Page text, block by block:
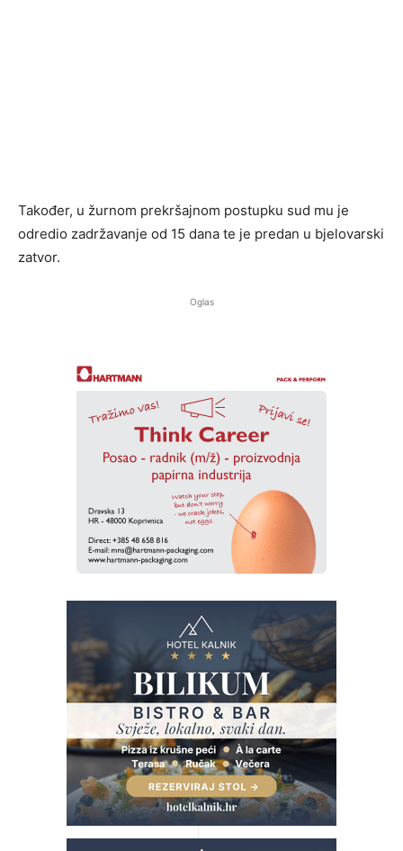
Također, u žurnom prekršajnom postupku sud mu je
odredio zadržavanje od 15 dana te je predan u bjelovarski
zatvor.
Oglas